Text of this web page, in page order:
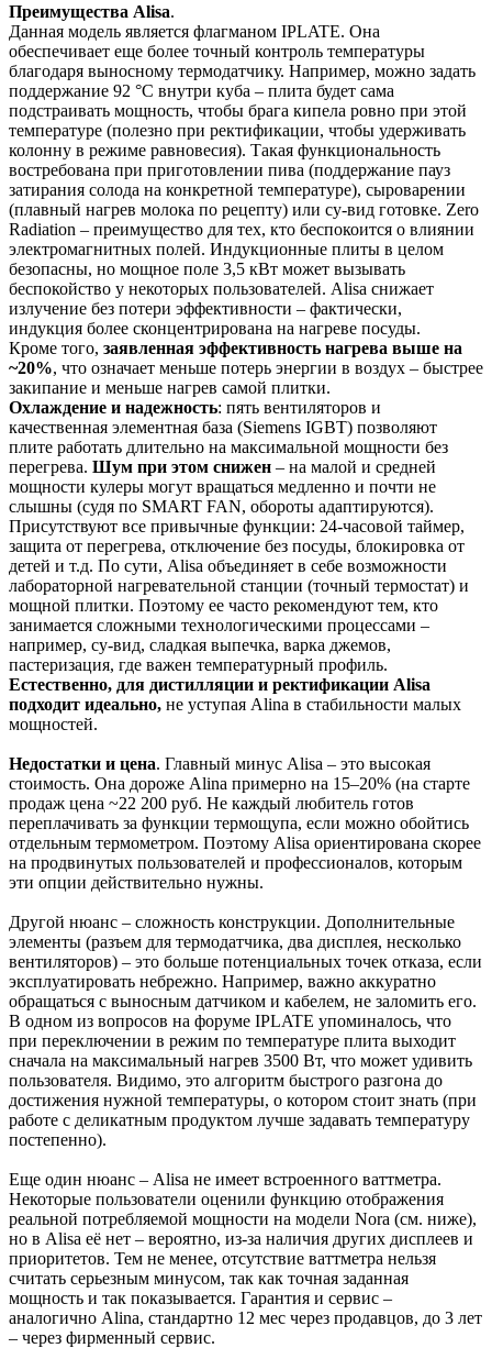
Преимущества Alisa.
Данная модель является флагманом IPLATE. Она
обеспечивает еще более точный контроль температуры
благодаря выносному термодатчику​. Например, можно задать
поддержание 92 °C внутри куба – плита будет сама
подстраивать мощность, чтобы брага кипела ровно при этой
температуре (полезно при ректификации, чтобы удерживать
колонну в режиме равновесия). Такая функциональность
востребована при приготовлении пива (поддержание пауз
затирания солода на конкретной температуре), сыроварении
(плавный нагрев молока по рецепту) или су-вид готовке. Zero
Radiation – преимущество для тех, кто беспокоится о влиянии
электромагнитных полей. Индукционные плиты в целом
безопасны, но мощное поле 3,5 кВт может вызывать
беспокойство у некоторых пользователей. Alisa снижает
излучение без потери эффективности – фактически,
индукция более сконцентрирована на нагреве посуды​.
Кроме того, заявленная эффективность нагрева выше на
~20%, что означает меньше потерь энергии в воздух – быстрее
закипание и меньше нагрев самой плитки.
Охлаждение и надежность: пять вентиляторов и
качественная элементная база (Siemens IGBT) позволяют
плите работать длительно на максимальной мощности без
перегрева​. Шум при этом снижен – на малой и средней
мощности кулеры могут вращаться медленно и почти не
слышны (судя по SMART FAN, обороты адаптируются).
Присутствуют все привычные функции: 24-часовой таймер,
защита от перегрева, отключение без посуды, блокировка от
детей и т.д. По сути, Alisa объединяет в себе возможности
лабораторной нагревательной станции (точный термостат) и
мощной плитки. Поэтому ее часто рекомендуют тем, кто
занимается сложными технологическими процессами –
например, су-вид, сладкая выпечка, варка джемов,
пастеризация, где важен температурный профиль.
Естественно, для дистилляции и ректификации Alisa
подходит идеально, не уступая Alina в стабильности малых
мощностей.
Недостатки и цена. Главный минус Alisa – это высокая
стоимость. Она дороже Alina примерно на 15–20% (на старте
продаж цена ~22 200 руб.​ Не каждый любитель готов
переплачивать за функции термощупа, если можно обойтись
отдельным термометром. Поэтому Alisa ориентирована скорее
на продвинутых пользователей и профессионалов, которым
эти опции действительно нужны.
Другой нюанс – сложность конструкции. Дополнительные
элементы (разъем для термодатчика, два дисплея, несколько
вентиляторов) – это больше потенциальных точек отказа, если
эксплуатировать небрежно. Например, важно аккуратно
обращаться с выносным датчиком и кабелем, не заломить его.
В одном из вопросов на форуме IPLATE упоминалось, что
при переключении в режим по температуре плита выходит
сначала на максимальный нагрев 3500 Вт, что может удивить
пользователя​. Видимо, это алгоритм быстрого разгона до
достижения нужной температуры, о котором стоит знать (при
работе с деликатным продуктом лучше задавать температуру
постепенно).
Еще один нюанс – Alisa не имеет встроенного ваттметра.
Некоторые пользователи оценили функцию отображения
реальной потребляемой мощности на модели Nora (см. ниже),
но в Alisa её нет – вероятно, из-за наличия других дисплеев и
приоритетов. Тем не менее, отсутствие ваттметра нельзя
считать серьезным минусом, так как точная заданная
мощность и так показывается. Гарантия и сервис –
аналогично Alina, стандартно 12 мес через продавцов, до 3 лет
– через фирменный сервис.